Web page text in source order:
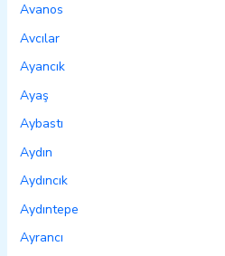
Avanos
Avcılar
Ayancık
Ayaş
Aybastı
Aydın
Aydıncık
Aydıntepe
Ayrancı